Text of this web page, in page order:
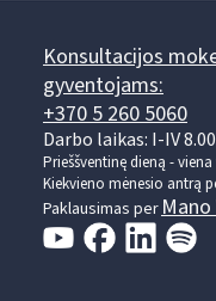
Konsultacijos
gyventojams:
+370 5 260 5060
Darbo laikas: I-IV
Prieššventinę dieną -
Kiekvieno mėnesio antrą
Paklausimas per Mano